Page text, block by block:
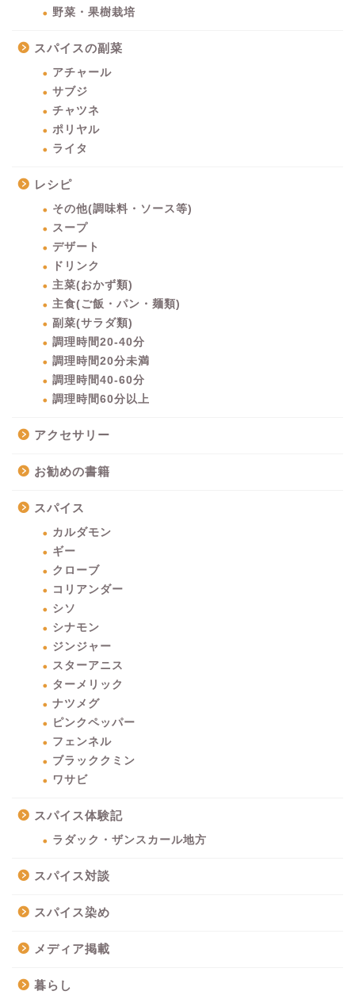
野菜・果樹栽培
スパイスの副菜
アチャール
サブジ
チャツネ
ポリヤル
ライタ
レシピ
その他(調味料・ソース等)
スープ
デザート
ドリンク
主菜(おかず類)
主食(ご飯・パン・麺類)
副菜(サラダ類)
調理時間20-40分
調理時間20分未満
調理時間40-60分
調理時間60分以上
アクセサリー
お勧めの書籍
スパイス
カルダモン
ギー
クローブ
コリアンダー
シソ
シナモン
ジンジャー
スターアニス
ターメリック
ナツメグ
ピンクペッパー
フェンネル
ブラッククミン
ワサビ
スパイス体験記
ラダック・ザンスカール地方
スパイス対談
スパイス染め
メディア掲載
暮らし